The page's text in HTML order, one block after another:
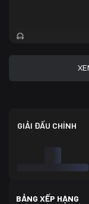
GIẢI ĐẤU CHÍNH
BẢNG XẾP HẠNG